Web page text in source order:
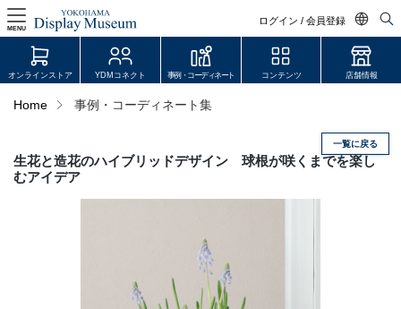
ログイン / 会員登録
日本語
MENU
ログイン・会員登録
オンラインストア
オンラインストア YDMコネクト 事例・コーディネート コンテンツ 店舗情報
Home 事例・コーディネート集
一覧に戻る
生花と造花のハイブリッドデザイン 球根が咲くまでを楽し
むアイデア